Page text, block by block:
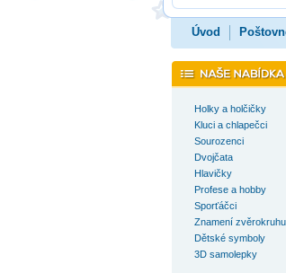
Úvod
Holky a holčičky
Kluci a chlapečci
Sourozenci
Dvojčata
Hlavičky
Profese a hobby
Sporťáčci
Znamení zvěrokruhu
Dětské symboly
3D samolepky